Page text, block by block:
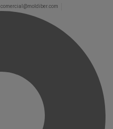
comercial@moldiber.com